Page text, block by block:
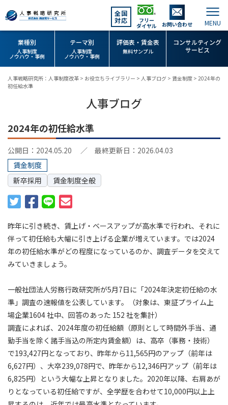
全国
対応
フリー
ダイヤル お問い合わせ
業種別
人事制度
ノウハウ・事例
テーマ別
人事制度
ノウハウ・事例
評価表・賃金表
無料サンプル
コンサルティング
サービス
人事戦略研究所：人事制度改革 > お役立ちライブラリー > 人事ブログ > 賃金制度 > 2024年の
初任給水準
人事ブログ
2024年の初任給水準
公開日：2024.05.20
／ 最終更新日：2026.04.03
賃金制度
新卒採用
賃金制度全般
昨年に引き続き、賃上げ・ベースアップが高水準で行われ、それに
伴って初任給も大幅に引き上げる企業が増えています。では2024
年の初任給水準がどの程度になっているのか、調査データを交えて
みていきましょう。
一般社団法人労務行政研究所が5月7日に「2024年決定初任給の水
準」調査の速報値を公表しています。（対象は、東証プライム上
場企業1604 社中、回答のあった 152 社を集計）
調査によれば、2024年度の初任給額（原則として時間外手当、通
勤手当を除く諸手当込の所定内賃金額）は、高卒（事務・技術）
で193,427円となっており、昨年から11,565円のアップ（前年は
6,627円）、大卒239,078円で、昨年から12,346円アップ（前年は
6,825円）という大幅な上昇となりました。2020年以降、右肩あが
りとなっている初任給ですが、全学歴を合わせて10,000円以上上